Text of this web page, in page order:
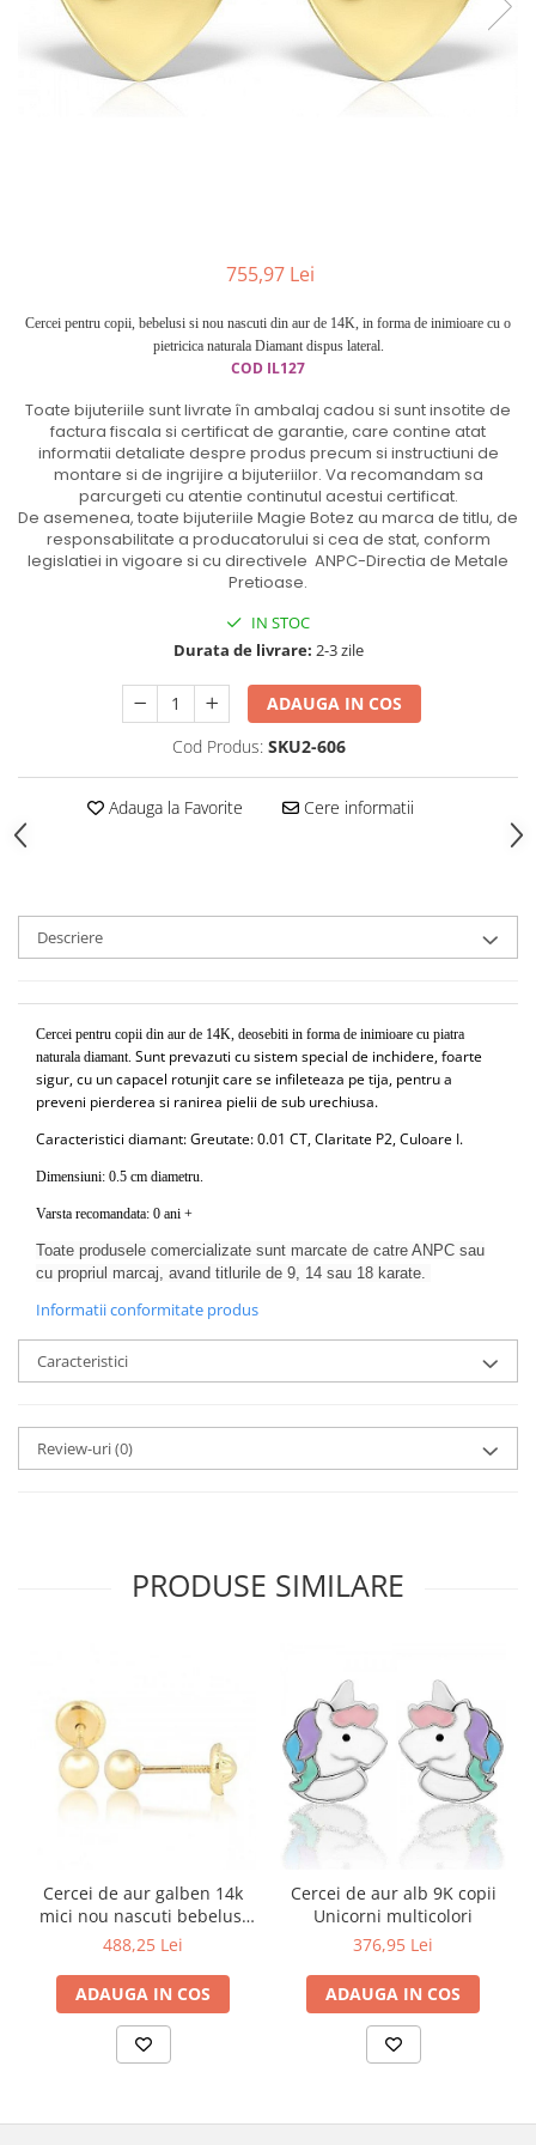
Cercei din aur dama
Cercei de aur lungi cu lant
Cercei din aur tortite
755,97 Lei
Cercei pentru copii, bebelusi si nou nascuti din aur de 14K, in forma de inimioare cu o
pietricica naturala Diamant dispus lateral.
COD IL127
Toate bijuteriile sunt livrate în ambalaj cadou si sunt insotite de
factura fiscala si certificat de garantie, care contine atat
informatii detaliate despre produs precum si instructiuni de
montare si de ingrijire a bijuteriilor. Va recomandam sa
parcurgeti cu atentie continutul acestui certificat.
De asemenea, toate bijuteriile Magie Botez au marca de titlu, de
responsabilitate a producatorului si cea de stat, conform
legislatiei in vigoare si cu directivele ANPC-Directia de Metale
Pretioase.
IN STOC
Durata de livrare: 2-3 zile
ADAUGA IN COS
Cod Produs: SKU2-606
Adauga la Favorite Cere informatii
Descriere
Cercei pentru copii din aur de 14K, deosebiti in forma de inimioare cu piatra
naturala diamant. Sunt prevazuti cu sistem special de inchidere, foarte
sigur, cu un capacel rotunjit care se infileteaza pe tija, pentru a
preveni pierderea si ranirea pielii de sub urechiusa.
Caracteristici diamant:Greutate: 0.01 CT, Claritate P2, Culoare I.
Dimensiuni: 0.5 cm diametru.
Varsta recomandata: 0 ani +
Toate produsele comercializate sunt marcate de catre ANPC sau
cu propriul marcaj, avand titlurile de 9, 14 sau 18 karate.
Informatii conformitate produs
Caracteristici
Review-uri(0)
PRODUSE SIMILARE
Cercei de aur galben 14k
mici nou nascuti bebelusi
Bilute 4mm
488,25 Lei
ADAUGA IN COS
Cercei de aur alb 9K copii
Unicorni multicolori
376,95 Lei
ADAUGA IN COS